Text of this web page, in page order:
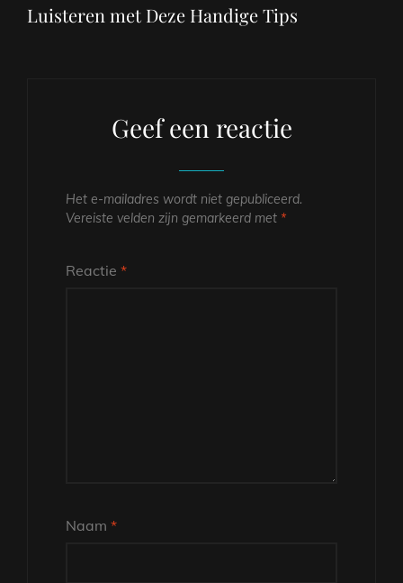
Luisteren met Deze Handige Tips
Geef een reactie
Het e-mailadres wordt niet gepubliceerd.
Vereiste velden zijn gemarkeerd met *
Reactie *
Naam *